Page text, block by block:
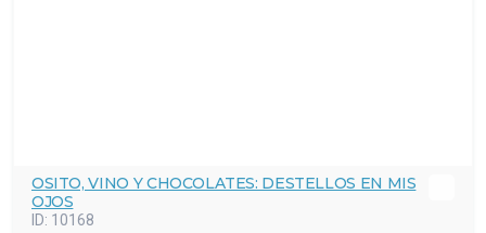
OSITO, VINO Y CHOCOLATES: DESTELLOS EN MIS
OJOS
ID: 10168